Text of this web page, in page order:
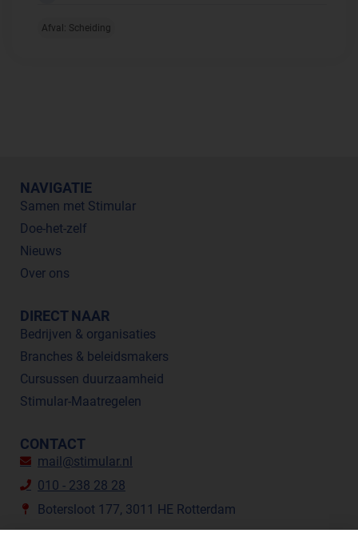
Afval: Scheiding
NAVIGATIE
Samen met Stimular
Doe-het-zelf
Nieuws
Over ons
DIRECT NAAR
Bedrijven & organisaties
Branches & beleidsmakers
Cursussen duurzaamheid
Stimular-Maatregelen
CONTACT
mail@stimular.nl
010 - 238 28 28
Botersloot 177, 3011 HE Rotterdam